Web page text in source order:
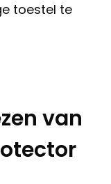
toestel te
van